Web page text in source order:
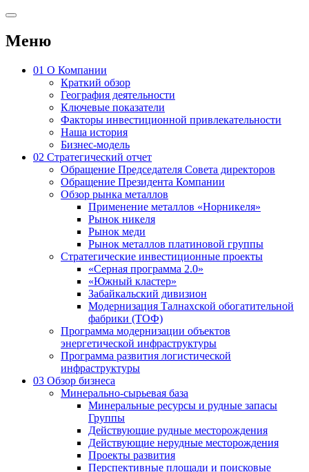
Меню
01 О Компании
Краткий обзор
География деятельности
Ключевые показатели
Факторы инвестиционной привлекательности
Наша история
Бизнес-модель
02 Стратегический отчет
Обращение Председателя Совета директоров
Обращение Президента Компании
Обзор рынка металлов
Применение металлов «Норникеля»
Рынок никеля
Рынок меди
Рынок металлов платиновой группы
Стратегические инвестиционные проекты
«Серная программа 2.0»
«Южный кластер»
Забайкальский дивизион
Модернизация Талнахской обогатительной
фабрики (ТОФ)
Программа модернизации объектов
энергетической инфраструктуры
Программа развития логистической
инфраструктуры
03 Обзор бизнеса
Минерально-сырьевая база
Минеральные ресурсы и рудные запасы
Группы
Действующие рудные месторождения
Действующие нерудные месторождения
Проекты развития
Перспективные площади и поисковые